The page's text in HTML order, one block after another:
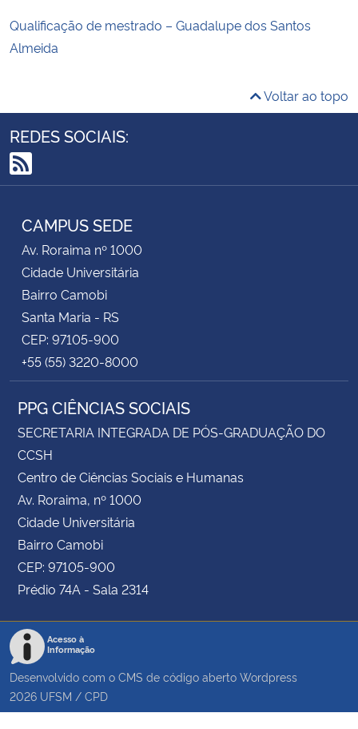
Qualificação de mestrado – Guadalupe dos Santos
Almeida
Voltar ao topo
REDES SOCIAIS:
RSS
CAMPUS SEDE
Av. Roraima nº 1000
Cidade Universitária
Bairro Camobi
Santa Maria - RS
CEP: 97105-900
+55 (55) 3220-8000
PPG CIÊNCIAS SOCIAIS
SECRETARIA INTEGRADA DE PÓS-GRADUAÇÃO DO
CCSH
Centro de Ciências Sociais e Humanas
Av. Roraima, nº 1000
Cidade Universitária
Bairro Camobi
CEP: 97105-900
Prédio 74A - Sala 2314
Acesso à
Informação
Desenvolvido com o CMS de código aberto Wordpress
2026 UFSM / CPD